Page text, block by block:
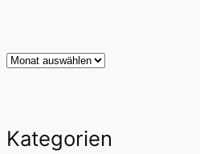
Archiv
Kategorien